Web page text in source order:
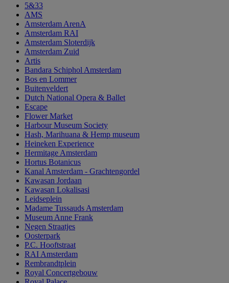
5&33
AMS
Amsterdam ArenA
Amsterdam RAI
Amsterdam Sloterdijk
Amsterdam Zuid
Artis
Bandara Schiphol Amsterdam
Bos en Lommer
Buitenveldert
Dutch National Opera & Ballet
Escape
Flower Market
Harbour Museum Society
Hash, Marihuana & Hemp museum
Heineken Experience
Hermitage Amsterdam
Hortus Botanicus
Kanal Amsterdam - Grachtengordel
Kawasan Jordaan
Kawasan Lokalisasi
Leidseplein
Madame Tussauds Amsterdam
Museum Anne Frank
Negen Straatjes
Oosterpark
P.C. Hooftstraat
RAI Amsterdam
Rembrandtplein
Royal Concertgebouw